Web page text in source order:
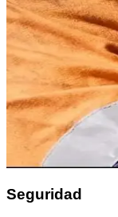
Seguridad